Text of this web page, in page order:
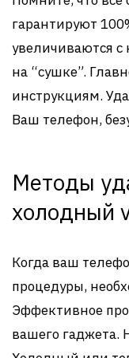
гарантируют
увеличиваются
на “сушке”.
инструкциям.
Ваш телефон,
Методы
холодный
Когда ваш
процедуры,
Эффективное
вашего гаджета.